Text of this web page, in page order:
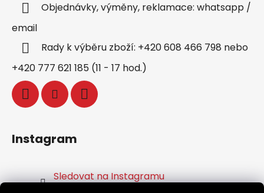
Objednávky, výměny, reklamace: whatsapp /
email
Rady k výběru zboží: +420 608 466 798 nebo
+420 777 621 185 (11 - 17 hod.)
Instagram
Sledovat na Instagramu